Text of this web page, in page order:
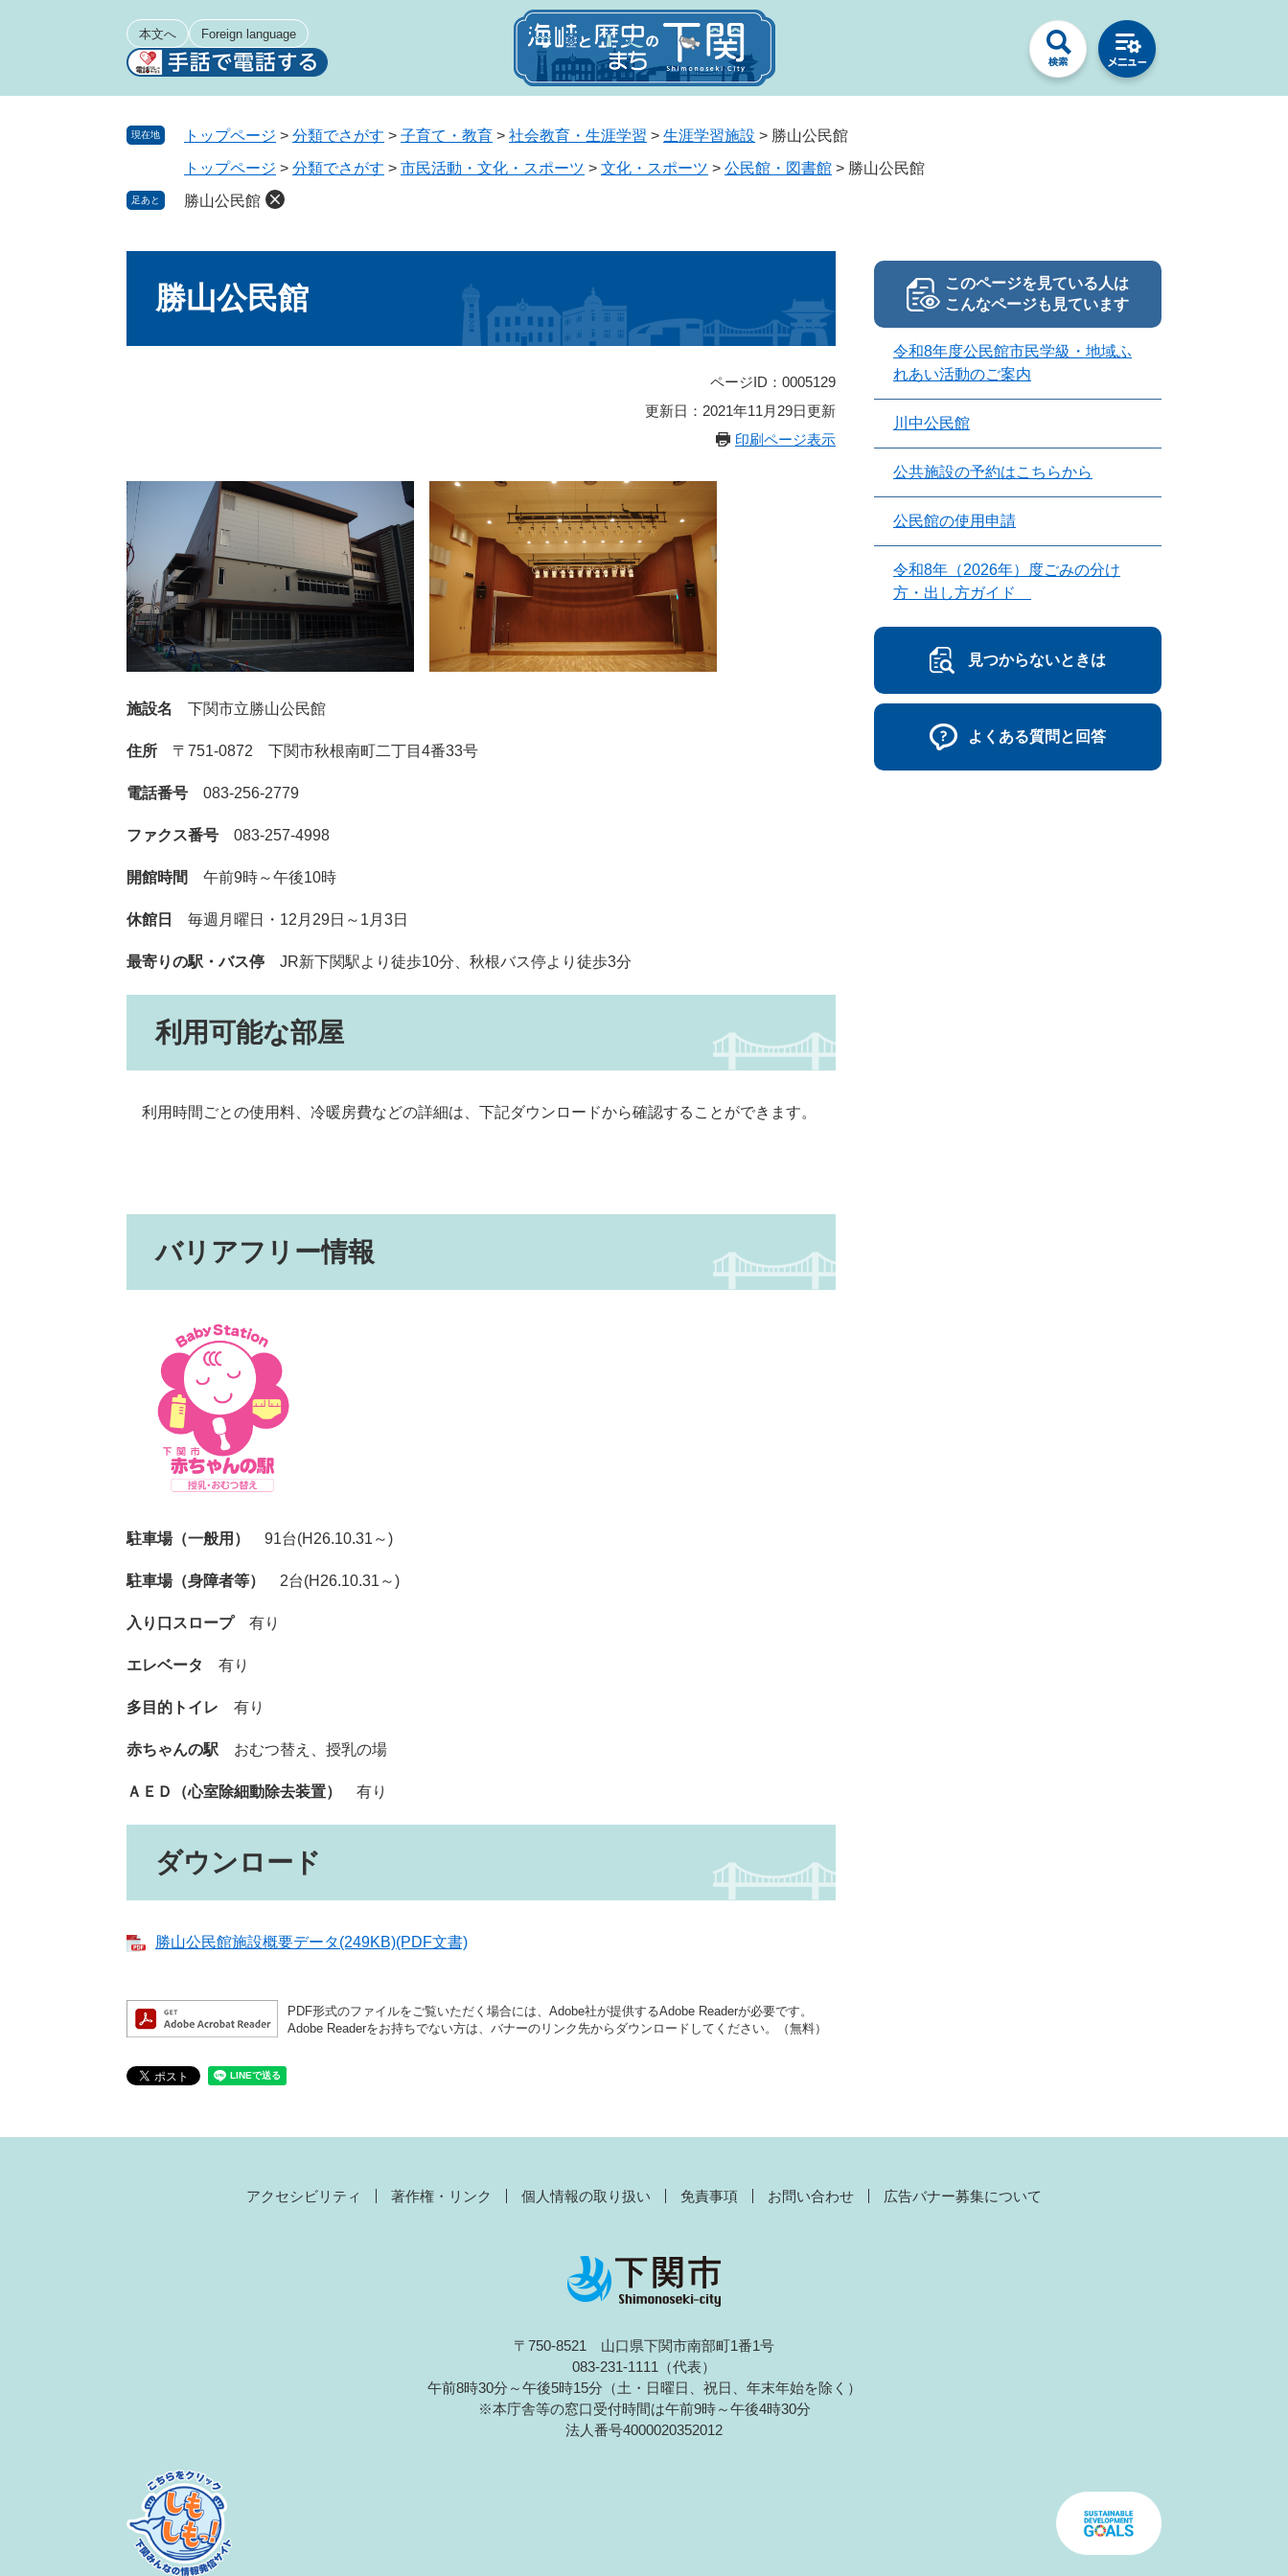
本文へ Foreign language
現在地 トップページ > 分類でさがす > 子育て・教育 > 社会教育・生涯学習 > 生涯学習施設 > 勝山公民館
トップページ > 分類でさがす > 市民活動・文化・スポーツ > 文化・スポーツ > 公民館・図書館 > 勝山公民館
足あと 勝山公民館
勝山公民館
ページID：0005129
更新日：2021年11月29日更新
印刷ページ表示
施設名 下関市立勝山公民館
住所 〒751-0872 下関市秋根南町二丁目4番33号
電話番号 083-256-2779
ファクス番号 083-257-4998
開館時間 午前9時～午後10時
休館日 毎週月曜日・12月29日～1月3日
最寄りの駅・バス停 JR新下関駅より徒歩10分、秋根バス停より徒歩3分
利用可能な部屋
利用時間ごとの使用料、冷暖房費などの詳細は、下記ダウンロードから確認することができます。
バリアフリー情報
駐車場（一般用） 91台(H26.10.31～)
駐車場（身障者等） 2台(H26.10.31～)
入り口スロープ 有り
エレベータ 有り
多目的トイレ 有り
赤ちゃんの駅 おむつ替え、授乳の場
ＡＥＤ（心室除細動除去装置） 有り
ダウンロード
勝山公民館施設概要データ(249KB)(PDF文書)
PDF形式のファイルをご覧いただく場合には、Adobe社が提供するAdobe Readerが必要です。
Adobe Readerをお持ちでない方は、バナーのリンク先からダウンロードしてください。（無料）
このページを見ている人は
こんなページも見ています
令和8年度公民館市民学級・地域ふ
れあい活動のご案内
川中公民館
公共施設の予約はこちらから
公民館の使用申請
令和8年（2026年）度ごみの分け
方・出し方ガイド
見つからないときは
よくある質問と回答
アクセシビリティ 著作権・リンク 個人情報の取り扱い 免責事項 お問い合わせ 広告バナー募集について
〒750-8521 山口県下関市南部町1番1号
083-231-1111（代表）
午前8時30分～午後5時15分（土・日曜日、祝日、年末年始を除く）
※本庁舎等の窓口受付時間は午前9時～午後4時30分
法人番号4000020352012